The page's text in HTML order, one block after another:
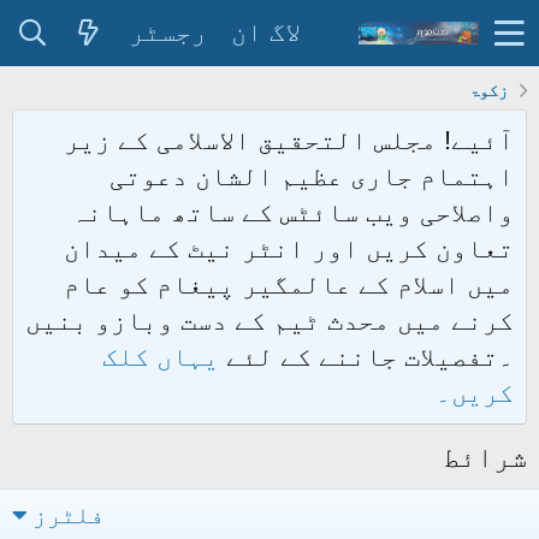
لاگ ان رجسٹر
زکوۃ
آئیے! مجلس التحقیق الاسلامی کے زیر
اہتمام جاری عظیم الشان دعوتی
واصلاحی ویب سائٹس کے ساتھ ماہانہ
تعاون کریں اور انٹر نیٹ کے میدان
میں اسلام کے عالمگیر پیغام کو عام
کرنے میں محدث ٹیم کے دست وبازو بنیں
۔تفصیلات جاننے کے لئے یہاں کلک
کریں۔
شرائط
فلٹرز